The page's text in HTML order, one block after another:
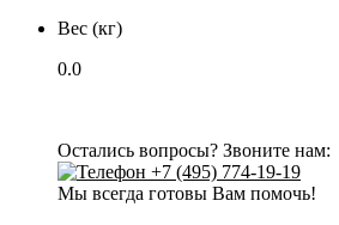
Вес (кг)
0.0
Остались вопросы? Звоните нам:
+7 (495) 774-19-19
Мы всегда готовы Вам помочь!